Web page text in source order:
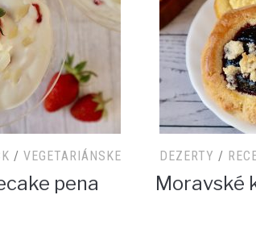
DEZERTY RECEPTY/
Moravské koláče z